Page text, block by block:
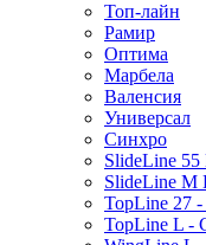
Топ-лайн
Рамир
Оптима
Марбела
Валенсия
Универсал
Синхро
SlideLine 55
SlideLine M
TopLine 27
TopLine L -